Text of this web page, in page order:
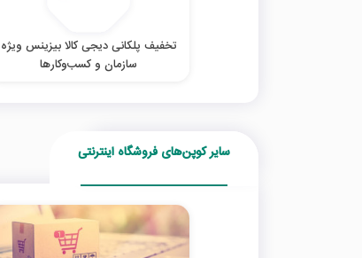
تخفیف پلکانی دیجی کالا بیزینس ویژه
سازمان و کسب‌‌وکارها
سایر کوپن‌های فروشگاه اینترنتی